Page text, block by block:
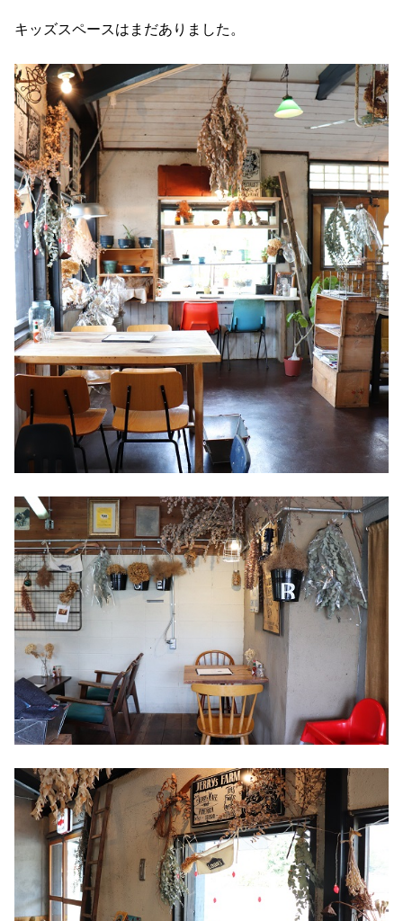
キッズスペースはまだありました。